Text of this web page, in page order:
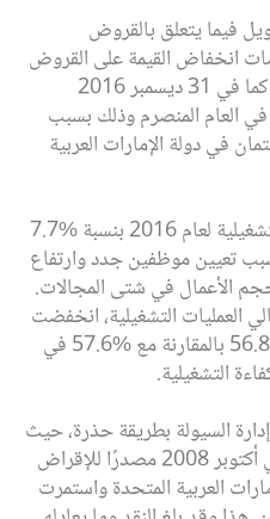
فيما يتعلق بالقروض
انخفاض القيمة على القروض
والسلفيات 121.77 مليون درهم كما في 31 ديسمبر 2016
مليون درهم في العام المنصرم وذلك بسبب
في دولة الإمارات العربية
وارتفعت كلفة إجمالي العمليات التشغيلية لعام 2016 بنسبة %7.7
2015، وذلك بسبب تعيين موظفين جدد وارتفاع
الأعمال في شتى المجالات.
العمليات التشغيلية، انخفضت
نسبة التكلفة إلى الدخل بنسبة %56.8 بالمقارنة مع %57.6 في
السيولة بطريقة حذرة، حيث
كانت ومنذ بداية الأزمة المالية في أكتوبر 2008 مصدرًا للإقراض
العربية المتحدة واستمرت